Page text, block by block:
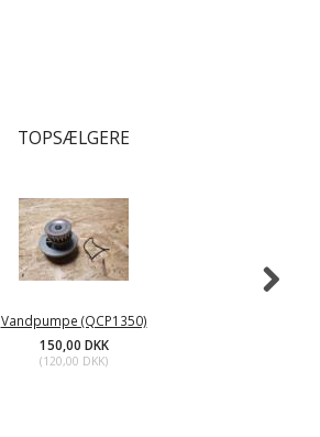
TOPSÆLGERE
Vandpumpe (QCP1350)
150,00 DKK
(120,00 DKK)